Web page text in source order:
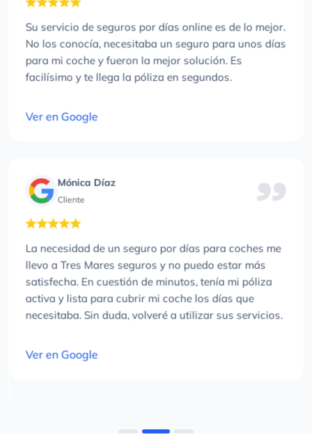
Su servicio de seguros por días online es de lo mejor.
No los conocía, necesitaba un seguro para unos días
para mi coche y fueron la mejor solución. Es
facilísimo y te llega la póliza en segundos.
Ver en Google
Mónica Díaz
Cliente
La necesidad de un seguro por días para coches me
llevo a Tres Mares seguros y no puedo estar más
satisfecha. En cuestión de minutos, tenía mi póliza
activa y lista para cubrir mi coche los días que
necesitaba. Sin duda, volveré a utilizar sus servicios.
Ver en Google